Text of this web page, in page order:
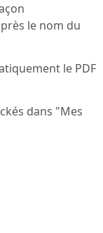
le nom du
le PDF
dans "Mes